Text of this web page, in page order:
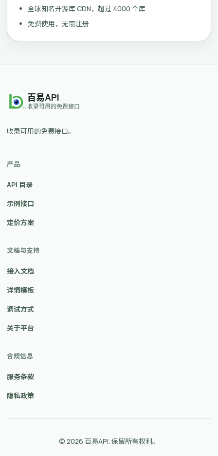
全球知名开源库 CDN，超过 4000 个库
免费使用，无需注册
百易API
收录可用的免费接口
收录可用的免费接口。
产品
API 目录
示例接口
定价方案
文档与支持
接入文档
详情模板
调试方式
关于平台
合规信息
服务条款
隐私政策
© 2026 百易API. 保留所有权利。